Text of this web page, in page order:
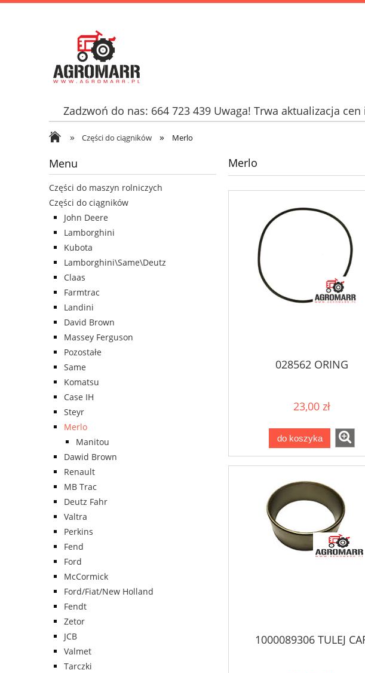
Zadzwoń do nas: 664 723 439 Uwaga! Trwa aktualizacja
» Części do ciągników » Merlo
Menu
Części do maszyn rolniczych
Części do ciągników
John Deere
Lamborghini
Kubota
Lamborghini\Same\Deutz
Claas
Farmtrac
Landini
David Brown
Massey Ferguson
Pozostałe
Same
Komatsu
Case IH
Steyr
Merlo
Manitou
Dawid Brown
Renault
MB Trac
Deutz Fahr
Valtra
Perkins
Fend
Ford
McCormick
Ford/Fiat/New Holland
Fendt
Zetor
JCB
Valmet
Tarczki
Merlo
028562 ORING
23,00 zł
do koszyka
1000089306 TULEJ